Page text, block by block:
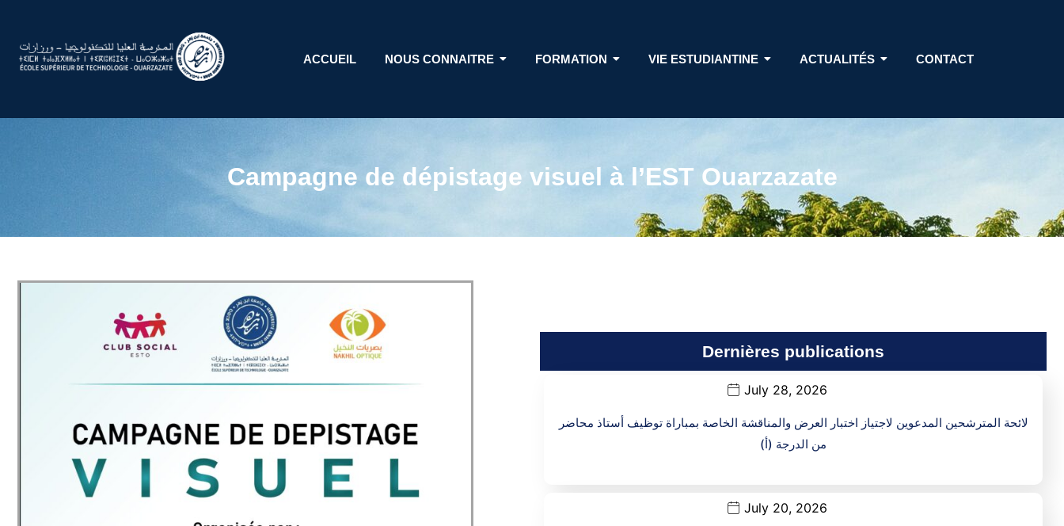
ACCUEIL NOUS CONNAITRE FORMATION VIE ESTUDIANTINE ACTUALITÉS CONTACT
Campagne de dépistage visuel à l’EST Ouarzazate
Dernières publications
July 28, 2026
لائحة المترشحين المدعوين لاجتياز اختبار العرض والمناقشة الخاصة بمباراة توظيف أستاذ محاضر
من الدرجة (أ)
July 20, 2026